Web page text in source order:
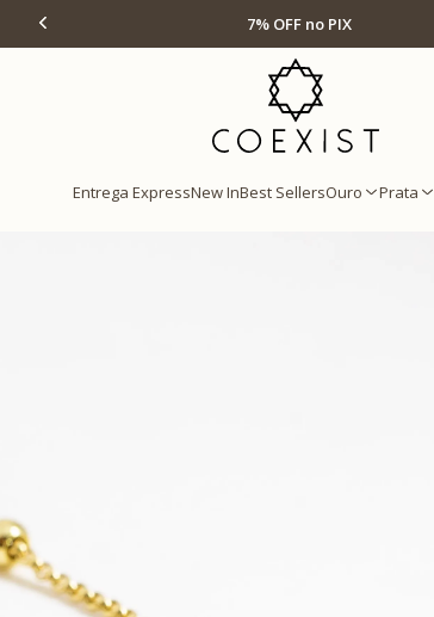
7% OFF no PIX
Ir para Home Prata
Entrega ExpressNew InBest SellersOuro Prata